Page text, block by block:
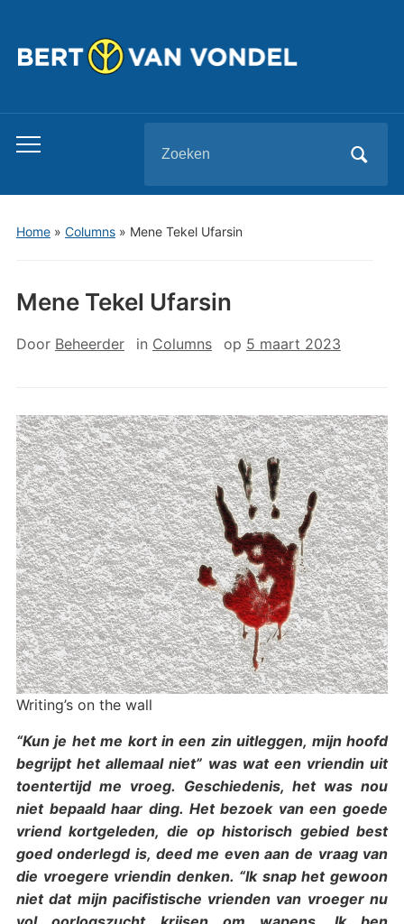
Toggle
menu
naar:
Home» Columns» Mene Tekel Ufarsin
Mene Tekel Ufarsin
Door Beheerder in Columns op 5 maart 2023
Writing’s on the wall
“Kun je het me kort in een zin uitleggen, mijn hoofd
begrijpt het allemaal niet” was wat een vriendin uit
toentertijd me vroeg. Geschiedenis, het was nou
niet bepaald haar ding. Het bezoek van een goede
vriend kortgeleden, die op historisch gebied best
goed onderlegd is, deed me even aan de vraag van
die vroegere vriendin denken. “Ik snap het gewoon
niet dat mijn pacifistische vrienden van vroeger nu